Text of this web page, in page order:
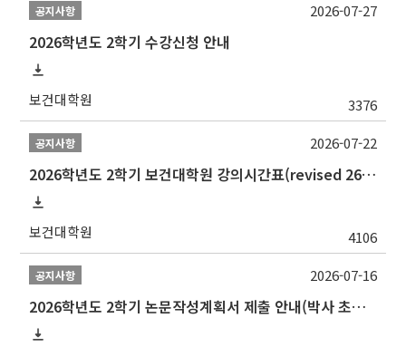
공지사항
2026학년도 2학기 수강신청 안내
보건대학원 3376
2026-07-27
공지사항
2026학년도 2학기 보건대학원 강의시간표(revised 260803)(2026 2nd SEMESTER SNU GSPH TIMETABLE)
보건대학원 4106
2026-07-22
공지사항
2026학년도 2학기 논문작성계획서 제출 안내(박사 초심 일정 포함)_Thesis Proposal
2026-07-16